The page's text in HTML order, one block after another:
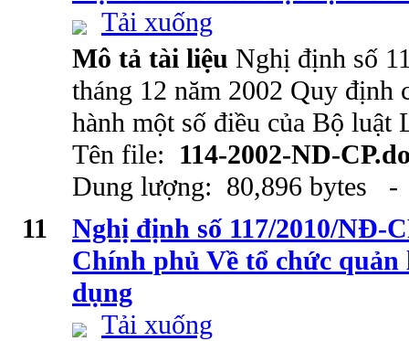
Tải xuống
Mô tả tài liệu Nghị định số
tháng 12 năm 2002 Quy định
hành một số điều của Bộ luật
Tên file: 114-2002-ND-
Dung lượng: 80,896 bytes
11
Nghị định số 117/2010/NĐ-
Chính phủ Về tổ chức
dụng
Tải xuống